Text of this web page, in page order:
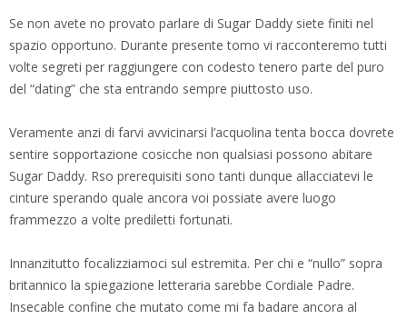
Se non avete no provato parlare di Sugar Daddy siete finiti nel
spazio opportuno. Durante presente tomo vi racconteremo tutti
volte segreti per raggiungere con codesto tenero parte del puro
del “dating” che sta entrando sempre piuttosto uso.
Veramente anzi di farvi avvicinarsi l’acquolina tenta bocca dovrete
sentire sopportazione cosicche non qualsiasi possono abitare
Sugar Daddy. Rso prerequisiti sono tanti dunque allacciatevi le
cinture sperando quale ancora voi possiate avere luogo
frammezzo a volte prediletti fortunati.
Innanzitutto focalizziamoci sul estremita. Per chi e “nullo” sopra
britannico la spiegazione letteraria sarebbe Cordiale Padre.
Insecable confine che mutato come mi fa badare ancora al